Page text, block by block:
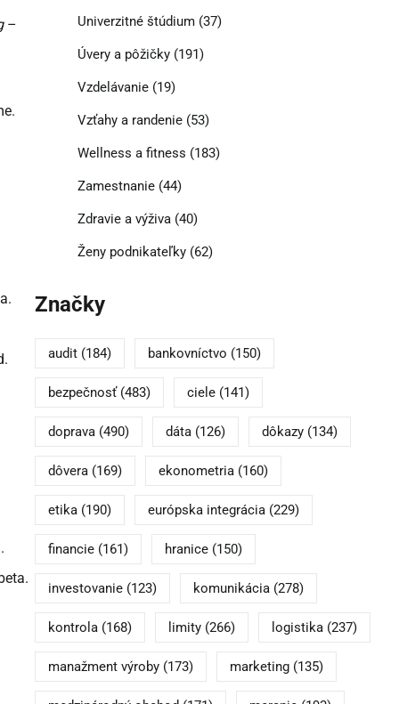
– Univerzitné štúdium(37)
Úvery a pôžičky(191)
Vzdelávanie(19)
Vzťahy a randenie(53)
Wellness a fitness (183)
Zamestnanie(44)
Zdravie a výživa(40)
Ženy podnikateľky(62)
Značky
audit(184) bankovníctvo (150)
bezpečnosť(483) ciele(141)
doprava(490) dáta(126) dôkazy(134)
dôvera(169) ekonometria(160)
etika(190) európska integrácia(229)
financie(161) hranice(150)
investovanie(123) komunikácia(278)
kontrola(168) limity(266) logistika(237)
manažment výroby(173) marketing(135)